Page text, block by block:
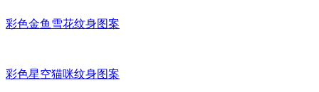
彩色金鱼雪花纹身图案
彩色星空猫咪纹身图案